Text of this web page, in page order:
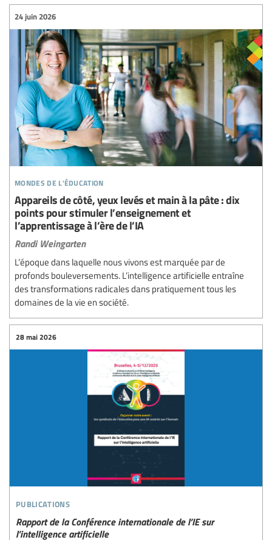
mondes de l'éducation
24 juin 2026
Appareils de côté, yeux levés et main à la pâte : dix
points pour stimuler l’enseignement et
l’apprentissage à l’ère de l’IA
Randi Weingarten
L’époque dans laquelle nous vivons est marquée par de
profonds bouleversements. L’intelligence artificielle entraîne
des transformations radicales dans pratiquement tous les
domaines de la vie en société.
publications
Rapport de la Conférence internationale de l’IE sur
l’intelligence artificielle
28 mai 2026